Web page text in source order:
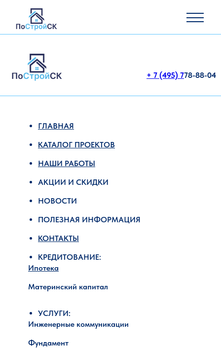
КАТАЛОГ ПРОЕКТОВ
Инженерные коммуникации
Ипотека
ГЛАВНАЯ
УСЛУГИ:
КРЕДИТОВАНИЕ:
АКЦИИ И СКИДКИ
НОВОСТИ
НАШИ РАБОТЫ
Материнский капитал
+ 7 (495) 778-88-04
Фундамент
ПОЛЕЗНАЯ ИНФОРМАЦИЯ
КОНТАКТЫ